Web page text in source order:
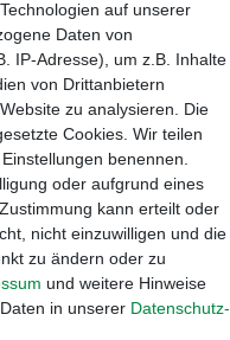
50753020·info@3dproject-
auf unserer
Daten von
IP-Adresse), um z.B. Inhalte
von Drittanbietern
zu analysieren. Die
Cookies. Wir teilen
benennen.
oder aufgrund eines
kann erteilt oder
nicht einzuwilligen und die
zu ändern oder zu
und weitere Hinweise
in unserer Daten­schutz­